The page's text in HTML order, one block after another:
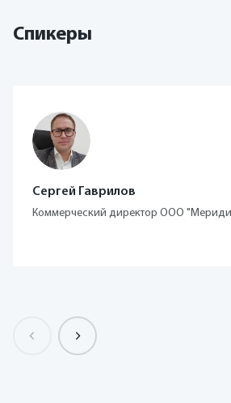
Спикеры
Сергей Гаврилов
Коммерческий директор ООО